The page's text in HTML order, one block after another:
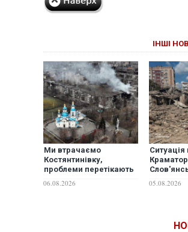
ІНШІ
Ми втрачаємо
Костянтинівку,
проблеми перетікають
Слов'янську
06.08.2026
Ситуація
днем, –
05.08.2026